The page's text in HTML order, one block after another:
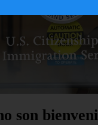
son